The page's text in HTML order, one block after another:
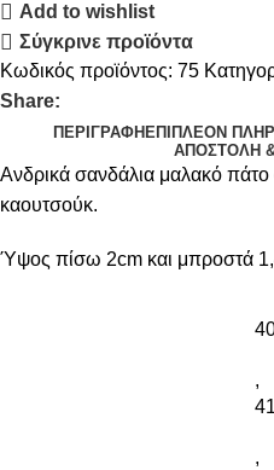
Add to wishlist
Σύγκρινε προϊόντα
Κωδικός προϊόντος: 75
Share:
ΠΕΡΙΓΡΑΦΉ ΕΠΙΠΛΈΟΝ
ΑΠΟΣΤΟΛΉ
Ανδρικά σανδάλια μαλακό
καουτσούκ.
Ύψος πίσω 2cm και μπροστά
,
41
,